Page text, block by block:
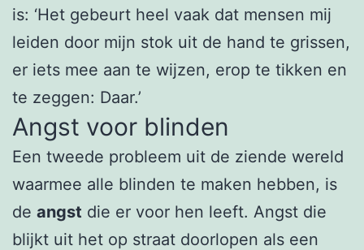
is: ‘Het gebeurt heel vaak dat mensen mij
leiden door mijn stok uit de hand te grissen,
er iets mee aan te wijzen, erop te tikken en
te zeggen: Daar.’
Angst voor blinden
Een tweede probleem uit de ziende wereld
waarmee alle blinden te maken hebben, is
de angst die er voor hen leeft. Angst die
blijkt uit het op straat doorlopen als een